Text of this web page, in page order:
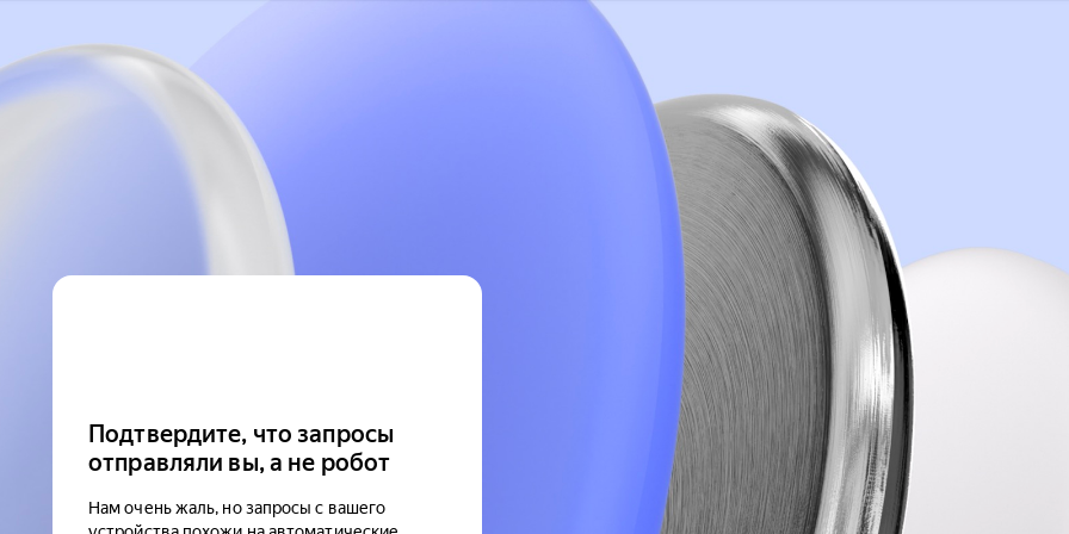
Подтвердите, что запросы
отправляли вы, а не робот
Нам очень жаль, но запросы с вашего